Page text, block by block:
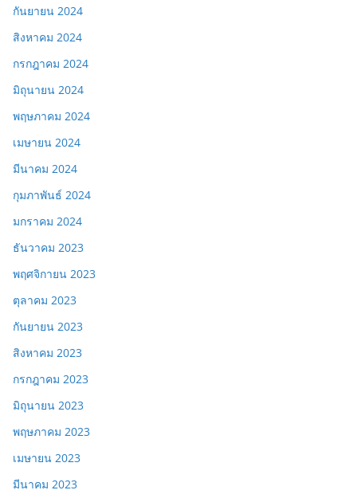
กันยายน 2024
สิงหาคม 2024
กรกฎาคม 2024
มิถุนายน 2024
พฤษภาคม 2024
เมษายน 2024
มีนาคม 2024
กุมภาพันธ์ 2024
มกราคม 2024
ธันวาคม 2023
พฤศจิกายน 2023
ตุลาคม 2023
กันยายน 2023
สิงหาคม 2023
กรกฎาคม 2023
มิถุนายน 2023
พฤษภาคม 2023
เมษายน 2023
มีนาคม 2023